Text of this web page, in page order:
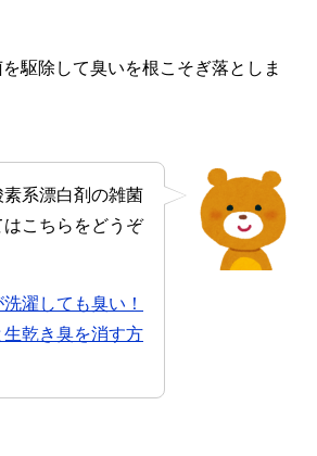
駆除して臭いを根こそぎ落としま
系漂白剤の雑菌
こちらをどうぞ
濯しても臭い！
乾き臭を消す方